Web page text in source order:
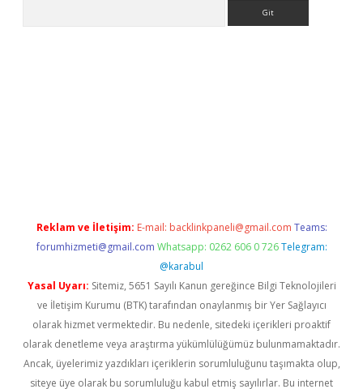
Reklam ve İletişim: E-mail: backlinkpaneli@gmail.com Teams:
forumhizmeti@gmail.com Whatsapp: 0262 606 0 726 Telegram:
@karabul
Yasal Uyarı: Sitemiz, 5651 Sayılı Kanun gereğince Bilgi Teknolojileri
ve İletişim Kurumu (BTK) tarafından onaylanmış bir Yer Sağlayıcı
olarak hizmet vermektedir. Bu nedenle, sitedeki içerikleri proaktif
olarak denetleme veya araştırma yükümlülüğümüz bulunmamaktadır.
Ancak, üyelerimiz yazdıkları içeriklerin sorumluluğunu taşımakta olup,
siteye üye olarak bu sorumluluğu kabul etmiş sayılırlar. Bu internet